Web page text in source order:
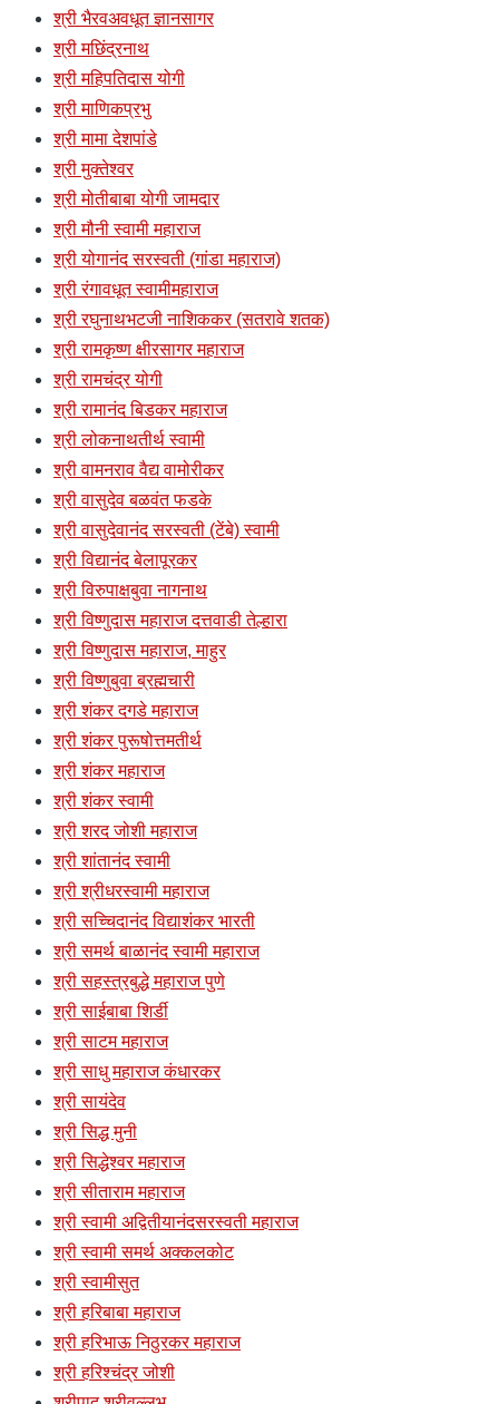
श्री भैरवअवधूत ज्ञानसागर
श्री मछिंद्रनाथ
श्री महिपतिदास योगी
श्री माणिकप्रभु
श्री मामा देशपांडे
श्री मुक्तेश्वर
श्री मोतीबाबा योगी जामदार
श्री मौनी स्वामी महाराज
श्री योगानंद सरस्वती (गांडा महाराज)
श्री रंगावधूत स्वामीमहाराज
श्री रघुनाथभटजी नाशिककर (सतरावे शतक)
श्री रामकृष्ण क्षीरसागर महाराज
श्री रामचंद्र योगी
श्री रामानंद बिडकर महाराज
श्री लोकनाथतीर्थ स्वामी
श्री वामनराव वैद्य वामोरीकर
श्री वासुदेव बळवंत फडके
श्री वासुदेवानंद सरस्वती (टेंबे) स्वामी
श्री विद्यानंद बेलापूरकर
श्री विरुपाक्षबुवा नागनाथ
श्री विष्णुदास महाराज दत्तवाडी तेल्हारा
श्री विष्णुदास महाराज, माहुर
श्री विष्णुबुवा ब्रह्मचारी
श्री शंकर दगडे महाराज
श्री शंकर पुरूषोत्तमतीर्थ
श्री शंकर महाराज
श्री शंकर स्वामी
श्री शरद जोशी महाराज
श्री शांतानंद स्वामी
श्री श्रीधरस्वामी महाराज
श्री सच्चिदानंद विद्याशंकर भारती
श्री समर्थ बाळानंद स्वामी महाराज
श्री सहस्त्रबुद्धे महाराज पुणे
श्री साईबाबा शिर्डी
श्री साटम महाराज
श्री साधु महाराज कंधारकर
श्री सायंदेव
श्री सिद्ध मुनी
श्री सिद्धेश्वर महाराज
श्री सीताराम महाराज
श्री स्वामी अद्वितीयानंदसरस्वती महाराज
श्री स्वामी समर्थ अक्कलकोट
श्री स्वामीसुत
श्री हरिबाबा महाराज
श्री हरिभाऊ निठुरकर महाराज
श्री हरिश्चंद्र जोशी